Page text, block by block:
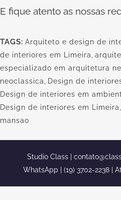
E fique atento as nossas
TAGS: Arquiteto e design de
de interiores em Limeira,
especializado em arquitetura
neoclassica, Design de
Design de interiores em
Design de interiores em Limeira,
mansao
Studio Class |
WhatsApp | (19) 3702-2238 |